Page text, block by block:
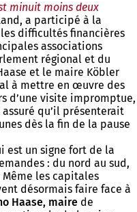
minuit moins deux
a participé à la
difficultés financières
associations
régional et du
et le maire Köbler
à mettre en œuvre des
d’une visite impromptue,
qu’il présenterait
dès la fin de la pause
est un signe fort de la
: du nord au sud,
les capitales
désormais faire face à
Haase, maire de